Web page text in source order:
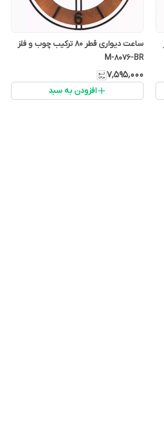
ساعت دیواری قطر 80 ترکیب چوب و فلز
M-8076-BR
۷٬۵۹۵٬۰۰۰
افزودن به سبد